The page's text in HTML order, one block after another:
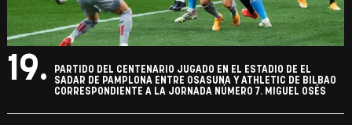
19.
PARTIDO DEL CENTENARIO JUGADO EN EL ESTADIO DE EL
SADAR DE PAMPLONA ENTRE OSASUNA Y ATHLETIC DE BILBAO
CORRESPONDIENTE A LA JORNADA NÚMERO 7. MIGUEL OSÉS